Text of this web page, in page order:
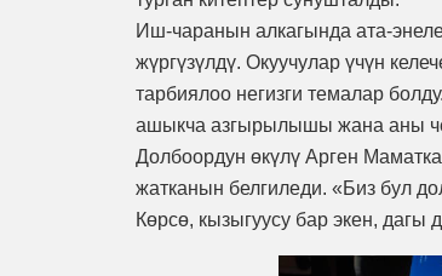
Иш-чаранын алкагында ата-
жүргүзүлдү. Окуучулар үчүн
тарбиялоо негизги темалар
ашыкча азгырылышы жана аны
Долбоордун өкүлү Арген
жатканын белгиледи. «Биз бул
Көрсө, кызыгуусу бар экен, дагы